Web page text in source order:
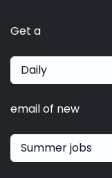
Get a
Daily
email of new
Summer jobs